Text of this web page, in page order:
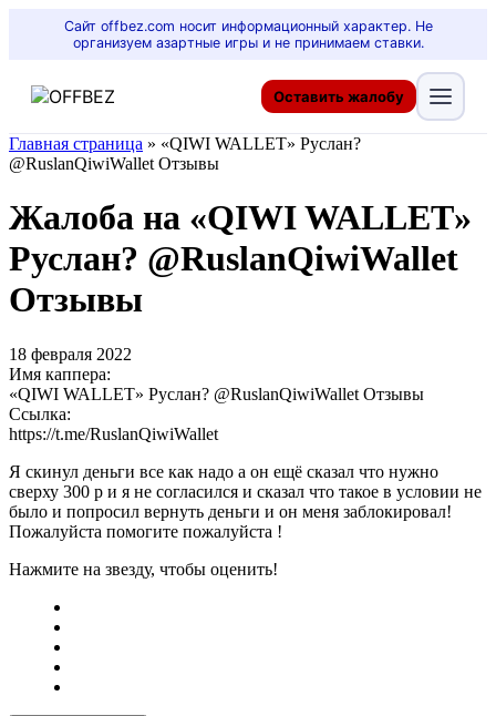
Сайт offbez.com носит информационный характер. Не
организуем азартные игры и не принимаем ставки.
Оставить жалобу
Главная страница » «QIWI WALLET» Руслан?
@RuslanQiwiWallet Отзывы
Жалоба на «QIWI WALLET»
Руслан? @RuslanQiwiWallet
Отзывы
18 февраля 2022
Имя каппера:
«QIWI WALLET» Руслан? @RuslanQiwiWallet Отзывы
Ссылка:
https://t.me/RuslanQiwiWallet
Я скинул деньги все как надо а он ещё сказал что нужно
сверху 300 р и я не согласился и сказал что такое в условии не
было и попросил вернуть деньги и он меня заблокировал!
Пожалуйста помогите пожалуйста !
Нажмите на звезду, чтобы оценить!